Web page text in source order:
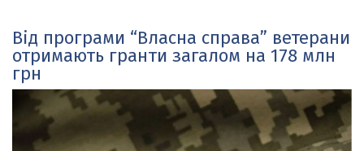
Від програми “Власна справа” ветерани
отримають гранти загалом на 178 млн
грн